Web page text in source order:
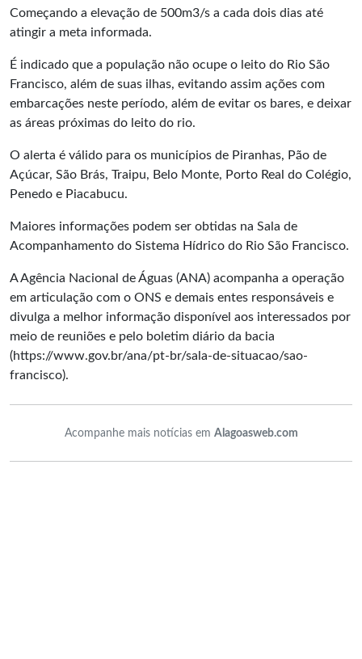
Começando a elevação de 500m3/s a cada dois dias até
atingir a meta informada.
É indicado que a população não ocupe o leito do Rio São
Francisco, além de suas ilhas, evitando assim ações com
embarcações neste período, além de evitar os bares, e deixar
as áreas próximas do leito do rio.
O alerta é válido para os municípios de Piranhas, Pão de
Açúcar, São Brás, Traipu, Belo Monte, Porto Real do Colégio,
Penedo e Piacabucu.
Maiores informações podem ser obtidas na Sala de
Acompanhamento do Sistema Hídrico do Rio São Francisco.
A Agência Nacional de Águas (ANA) acompanha a operação
em articulação com o ONS e demais entes responsáveis e
divulga a melhor informação disponível aos interessados por
meio de reuniões e pelo boletim diário da bacia
(https://www.gov.br/ana/pt-br/sala-de-situacao/sao-
francisco).
Acompanhe mais notícias em Alagoasweb.com